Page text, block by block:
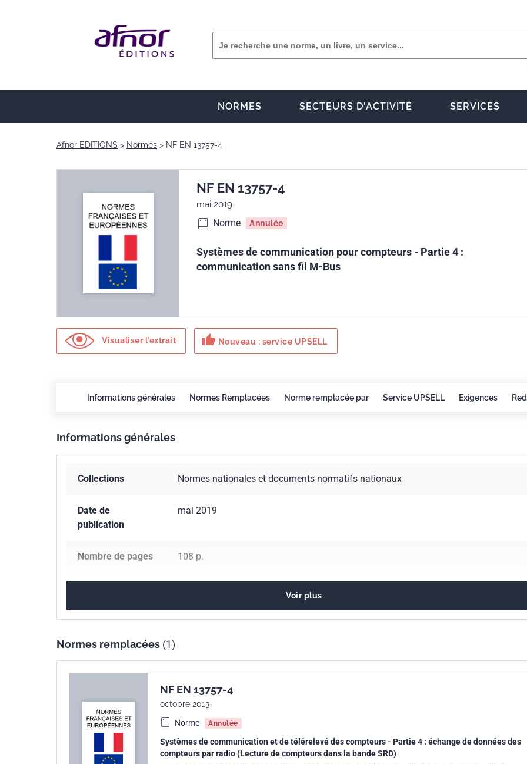
NORMES SECTEURS D'ACTIVITÉ SERVICES
Afnor EDITIONS Normes NF EN 13757-4
NF EN 13757-4
mai 2019
Norme Annulée
Systèmes de communication pour compteurs - Partie 4 :
communication sans fil M-Bus
Visualiser l'extrait thumb_up Nouveau : service UPSELL
Informations générales Normes Remplacées Norme remplacée par Service UPSELL Exigences
Informations générales
Collections Normes nationales et documents normatifs nationaux
Date de
publication
mai 2019
Nombre de pages 108 p.
Codes ICS 33.200Télécommande. Télémesure
91.140.60Systèmes d'alimentation en eau
1
Parenté
EN 13757-4:2019
Voir plus
Normes remplacées (1)
NF EN 13757-4
octobre 2013
Norme
Annulée
Systèmes de communication et de télérelevé des compteurs - Partie 4 : échange de données des
compteurs par radio (Lecture de compteurs dans la bande SRD)